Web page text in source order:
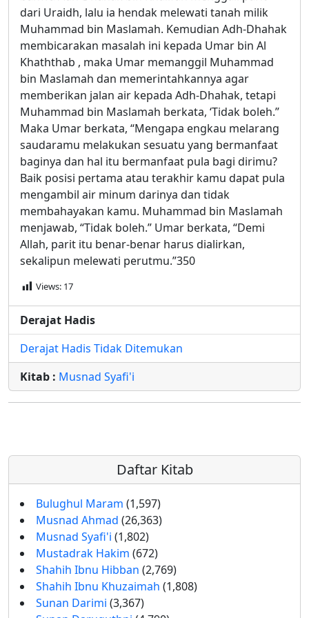
dari Uraidh, lalu ia hendak melewati tanah milik
Muhammad bin Maslamah. Kemudian Adh-Dhahak
membicarakan masalah ini kepada Umar bin Al
Khaththab , maka Umar memanggil Muhammad
bin Maslamah dan memerintahkannya agar
memberikan jalan air kepada Adh-Dhahak, tetapi
Muhammad bin Maslamah berkata, ‘Tidak boleh.”
Maka Umar berkata, “Mengapa engkau melarang
saudaramu melakukan sesuatu yang bermanfaat
baginya dan hal itu bermanfaat pula bagi dirimu?
Baik posisi pertama atau terakhir kamu dapat pula
mengambil air minum darinya dan tidak
membahayakan kamu. Muhammad bin Maslamah
menjawab, “Tidak boleh.” Umar berkata, “Demi
Allah, parit itu benar-benar harus dialirkan,
sekalipun melewati perutmu.”350
Views: 17
Derajat Hadis
Derajat Hadis Tidak Ditemukan
Kitab : Musnad Syafi'i
Daftar Kitab
Bulughul Maram (1,597)
Musnad Ahmad (26,363)
Musnad Syafi'i (1,802)
Mustadrak Hakim (672)
Shahih Ibnu Hibban (2,769)
Shahih Ibnu Khuzaimah (1,808)
Sunan Darimi (3,367)